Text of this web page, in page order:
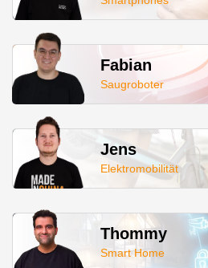
Fabian
Saugroboter
Jens
Elektromobilität
Thommy
Smart Home